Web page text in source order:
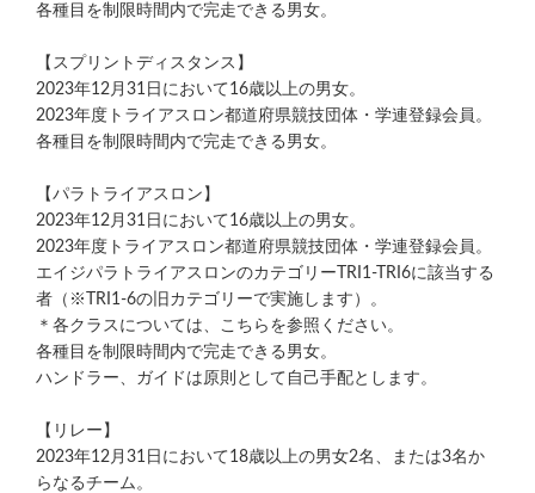
各種目を制限時間内で完走できる男女。
【スプリントディスタンス】
2023年12月31日において16歳以上の男女。
2023年度トライアスロン都道府県競技団体・学連登録会員。
各種目を制限時間内で完走できる男女。
【パラトライアスロン】
2023年12月31日において16歳以上の男女。
2023年度トライアスロン都道府県競技団体・学連登録会員。
エイジパラトライアスロンのカテゴリーTRI1-TRI6に該当する
者（※TRI1-6の旧カテゴリーで実施します）。
＊各クラスについては、こちらを参照ください。
各種目を制限時間内で完走できる男女。
ハンドラー、ガイドは原則として自己手配とします。
【リレー】
2023年12月31日において18歳以上の男女2名、または3名か
らなるチーム。